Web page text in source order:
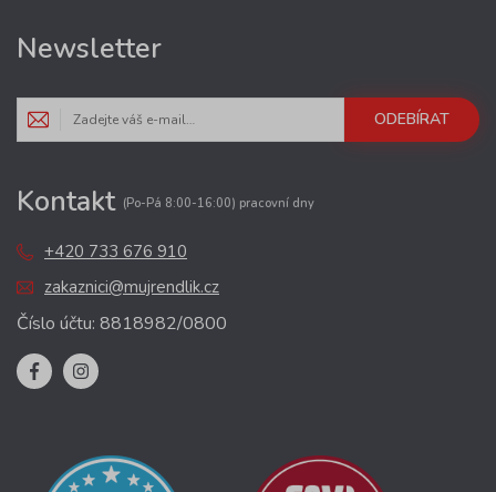
Newsletter
ODEBÍRAT
Kontakt (Po-Pá 8:00-16:00) pracovní dny
+420 733 676 910
zakaznici@mujrendlik.cz
Číslo účtu: 8818982/0800